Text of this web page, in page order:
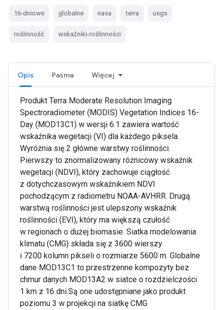
16-dniowe globalne nasa terra usgs
roślinność wskaźniki-roślinności
Opis Pasma Więcej
Produkt Terra Moderate Resolution Imaging
Spectroradiometer (MODIS) Vegetation Indices 16-
Day (MOD13C1) w wersji 6.1 zawiera wartość
wskaźnika wegetacji (VI) dla każdego piksela.
Wyróżnia się 2 główne warstwy roślinności.
Pierwszy to znormalizowany różnicowy wskaźnik
wegetacji (NDVI), który zachowuje ciągłość
z dotychczasowym wskaźnikiem NDVI
pochodzącym z radiometru NOAA-AVHRR. Drugą
warstwą roślinności jest ulepszony wskaźnik
roślinności (EVI), który ma większą czułość
w regionach o dużej biomasie. Siatka modelowania
klimatu (CMG) składa się z 3600 wierszy
i 7200 kolumn pikseli o rozmiarze 5600 m. Globalne
dane MOD13C1 to przestrzenne kompozyty bez
chmur danych MOD13A2 w siatce o rozdzielczości
1 km z 16 dni.Są one udostępniane jako produkt
poziomu 3 w projekcji na siatkę CMG